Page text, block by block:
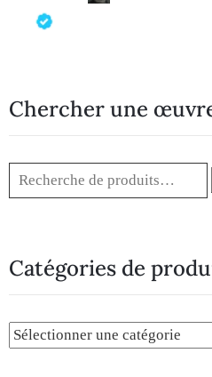
Chercher une
Catégories de